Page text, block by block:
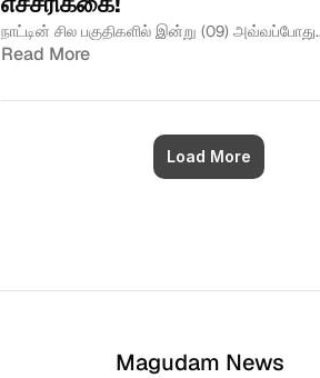
நாட்டின் சில பகுதிகளில் இன்று (09)
Read More
Load More
Magudam News